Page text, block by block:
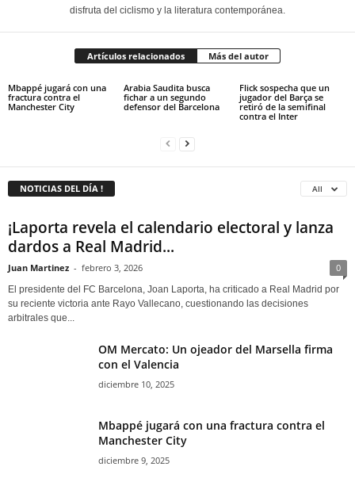
disfruta del ciclismo y la literatura contemporánea.
Artículos relacionados Más del autor
Mbappé jugará con una
fractura contra el
Manchester City
Arabia Saudita busca
fichar a un segundo
defensor del Barcelona
Flick sospecha que un
jugador del Barça se
retiró de la semifinal
contra el Inter
NOTICIAS DEL DÍA ! All
¡Laporta revela el calendario electoral y lanza
dardos a Real Madrid...
Juan Martinez - febrero 3, 2026 0
El presidente del FC Barcelona, Joan Laporta, ha criticado a Real Madrid por
su reciente victoria ante Rayo Vallecano, cuestionando las decisiones
arbitrales que...
OM Mercato: Un ojeador del Marsella firma
con el Valencia
diciembre 10, 2025
Mbappé jugará con una fractura contra el
Manchester City
diciembre 9, 2025